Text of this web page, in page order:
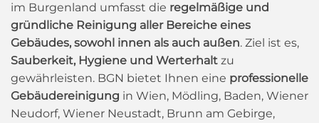
im Burgenland umfasst die regelmäßige und
gründliche Reinigung aller Bereiche eines
Gebäudes, sowohl innen als auch außen. Ziel ist es,
Sauberkeit, Hygiene und Werterhalt zu
gewährleisten. BGN bietet Ihnen eine professionelle
Gebäudereinigung in Wien, Mödling, Baden, Wiener
Neudorf, Wiener Neustadt, Brunn am Gebirge,